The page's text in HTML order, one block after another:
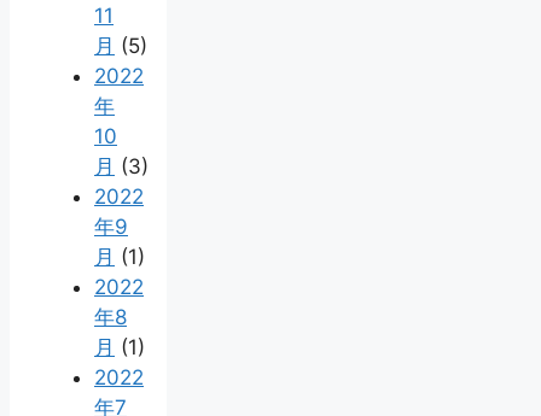
11
月 (5)
2022
年
10
月 (3)
2022
年9
月 (1)
2022
年8
月 (1)
2022
年7